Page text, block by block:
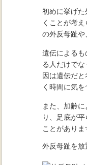
初めに挙げ
くことが考
の外反母趾
遺伝による
る人だけで
因は遺伝だ
く時間に気
また、加齢
り、足底が
ことがありま
外反母趾を